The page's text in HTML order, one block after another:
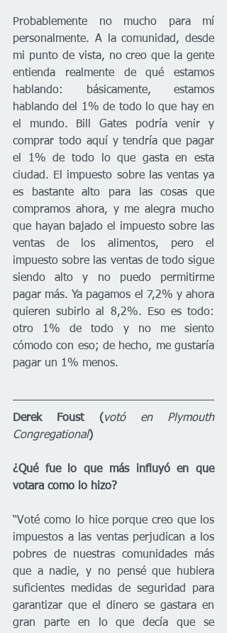
Probablemente no mucho para mí
personalmente. A la comunidad, desde
mi punto de vista, no creo que la gente
entienda realmente de qué estamos
hablando: básicamente, estamos
hablando del 1% de todo lo que hay en
el mundo. Bill Gates podría venir y
comprar todo aquí y tendría que pagar
el 1% de todo lo que gasta en esta
ciudad. El impuesto sobre las ventas ya
es bastante alto para las cosas que
compramos ahora, y me alegra mucho
que hayan bajado el impuesto sobre las
ventas de los alimentos, pero el
impuesto sobre las ventas de todo sigue
siendo alto y no puedo permitirme
pagar más. Ya pagamos el 7,2% y ahora
quieren subirlo al 8,2%. Eso es todo:
otro 1% de todo y no me siento
cómodo con eso; de hecho, me gustaría
pagar un 1% menos.
Derek Foust (votó en Plymouth
Congregational)
¿Qué fue lo que más influyó en que
votara como lo hizo?
“Voté como lo hice porque creo que los
impuestos a las ventas perjudican a los
pobres de nuestras comunidades más
que a nadie, y no pensé que hubiera
suficientes medidas de seguridad para
garantizar que el dinero se gastara en
gran parte en lo que decía que se